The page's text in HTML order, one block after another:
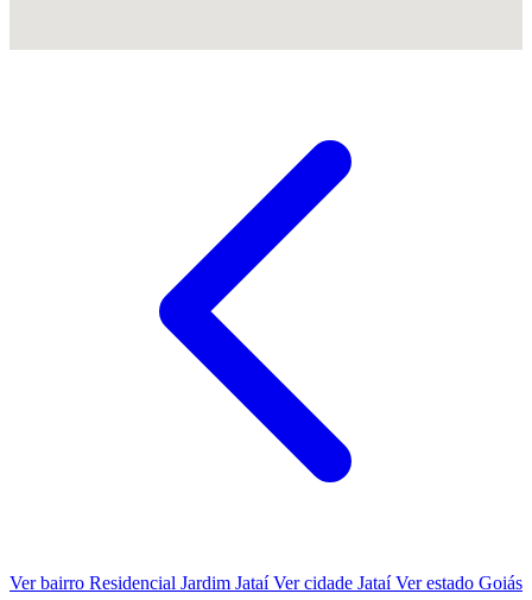
Ver bairro Residencial Jardim JataíVer cidade JataíVer estado Goiás